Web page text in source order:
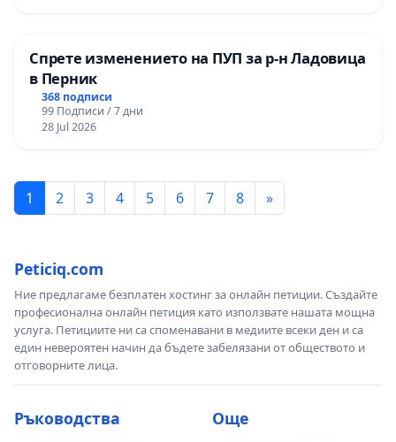
Спрете изменението на ПУП за р-н Ладовица
в Перник
368 подписи
99 Подписи / 7 дни
28 Jul 2026
1 2 3 4 5 6 7 8 »
Peticiq.com
Ние предлагаме безплатен хостинг за онлайн петиции. Създайте
професионална онлайн петиция като използвате нашата мощна
услуга. Петициите ни са споменавани в медиите всеки ден и са
един невероятен начин да бъдете забелязани от обществото и
отговорните лица.
Ръководства Още